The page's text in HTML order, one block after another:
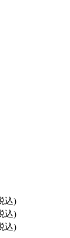
込)
込)
込)